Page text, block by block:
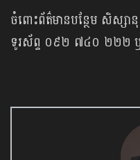
ចំពោះព័ត៌មានបន្ថែម សិស្ស
ទូរស័ព្ទ ០៩២ ៧៤០ ២២